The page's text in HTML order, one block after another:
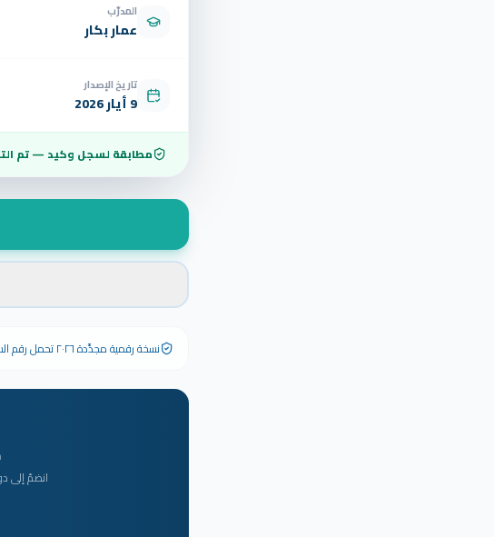
المدرّب
عمار بكار
تاريخ الإصدار
9 أيار 2026
مطابقة لسجل وكيد — تم
نسخة رقمية مجدَّدة ٢٠٢٦ تحمل رقم الشهادة الأصلي وبياناته كاملة — الشهادة الورقية الأصلية تبقى سارية المفعول.
انضمّ إلى